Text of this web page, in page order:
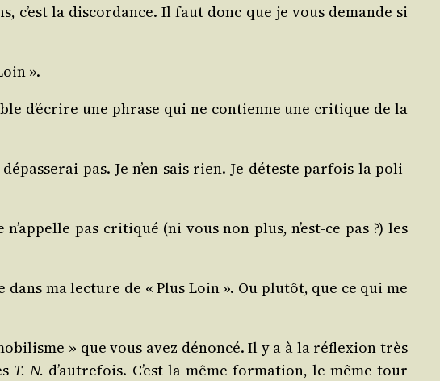
c’est la dis­cor­dance. Il faut donc que je vous demande si
».
d’écrire une phrase qui ne contienne une cri­tique de la
pas. Je n’en sais rien. Je déteste par­fois la poli­
pas cri­ti­qué (ni vous non plus, n’est-ce pas ?) les
dans ma lec­ture de « Plus Loin ». Ou plu­tôt, que ce qui me
» que vous avez dénon­cé. Il y a à la réflexion très
T. N. d’autrefois. C’est la même for­ma­tion, le même tour